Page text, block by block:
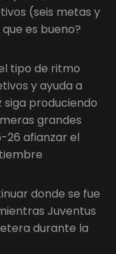
(seis metas y
es bueno?
tipo de ritmo
y ayuda a
siga produciendo
grandes
26 afianzar el
donde se fue
Juventus
durante la